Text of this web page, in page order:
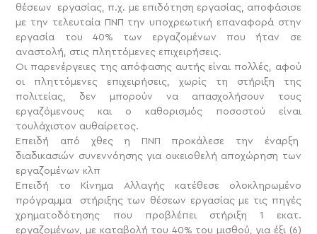
θέσεων εργασίας, π.χ. με επιδότηση εργασίας, αποφάσισε
με την τελευταία ΠΝΠ την υποχρεωτική επαναφορά στην
εργασία του 40% των εργαζομένων που ήταν σε
αναστολή, στις πληττόμενες επιχειρήσεις.
Οι παρενέργειες της απόφασης αυτής είναι πολλές, αφού
οι πληττόμενες επιχειρήσεις, χωρίς τη στήριξη της
πολιτείας, δεν μπορούν να απασχολήσουν τους
εργαζόμενους και ο καθορισμός ποσοστού είναι
τουλάχιστον αυθαίρετος.
Επειδή από χθες η ΠΝΠ προκάλεσε την έναρξη
διαδικασιών συνεννόησης για οικειοθελή αποχώρηση των
εργαζομένων κλπ
Επειδή το Κίνημα Αλλαγής κατέθεσε ολοκληρωμένο
πρόγραμμα στήριξης των θέσεων εργασίας με τις πηγές
χρηματοδότησης που προβλέπει στήριξη 1 εκατ.
εργαζομένων, με καταβολή του 40% του μισθού, για έξι (6)